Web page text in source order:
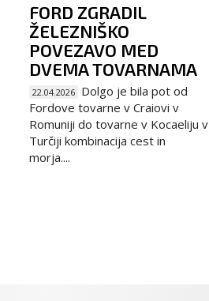
FORD ZGRADIL
ŽELEZNIŠKO
POVEZAVO MED
DVEMA TOVARNAMA
22.04.2026 Dolgo je bila pot od
Fordove tovarne v Craiovi v
Romuniji do tovarne v Kocaeliju v
Turčiji kombinacija cest in
morja....